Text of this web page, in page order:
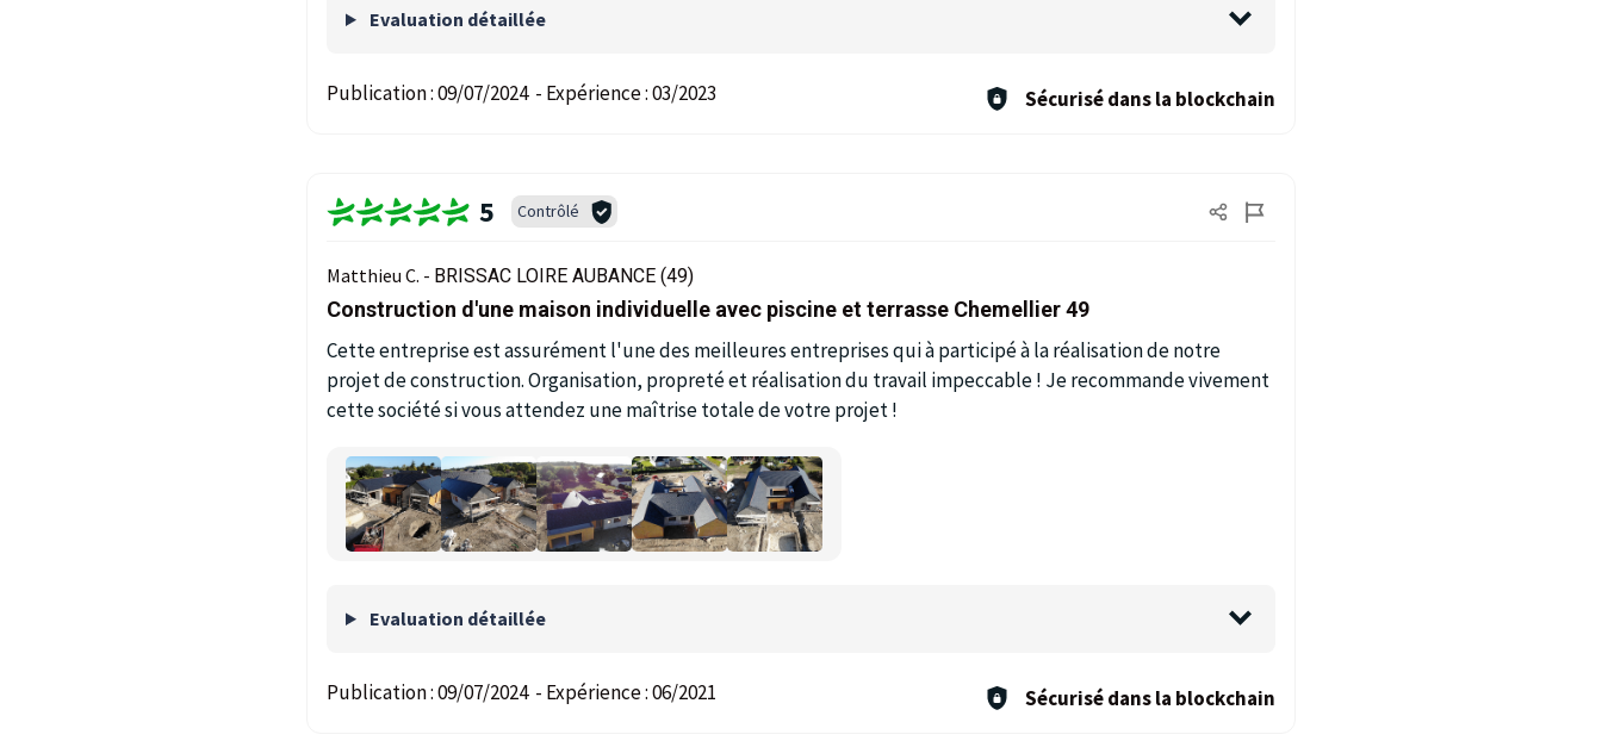
Evaluation détaillée
Publication :09/07/2024 - Expérience :03/2023 Sécurisé dans la blockchain
5 Contrôlé
Matthieu C. - BRISSAC LOIRE AUBANCE (49)
Construction d'une maison individuelle avec piscine et terrasse Chemellier 49
Cette entreprise est assurément l'une des meilleures entreprises qui à participé à la réalisation de notre
projet de construction. Organisation, propreté et réalisation du travail impeccable ! Je recommande vivement
cette société si vous attendez une maîtrise totale de votre projet !
Evaluation détaillée
Publication :09/07/2024 - Expérience :06/2021 Sécurisé dans la blockchain